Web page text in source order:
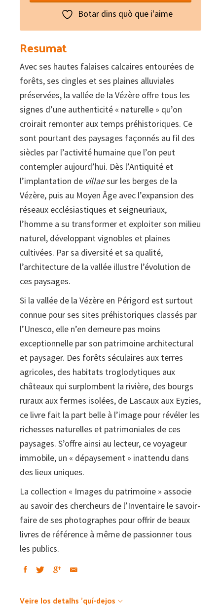
en
périgord
:
La
fabrique
d'un
paysage
quantity
Botar dins quò que i'aime
Resumat
Avec ses hautes falaises calcaires entourées de
forêts, ses cingles et ses plaines alluviales
préservées, la vallée de la Vézère offre tous les
signes d’une authenticité « naturelle » qu’on
croirait remonter aux temps préhistoriques. Ce
sont pourtant des paysages façonnés au fil des
siècles par l’activité humaine que l’on peut
contempler aujourd’hui. Dès l’Antiquité et
l’implantation de villaesur les berges de la
Vézère, puis au Moyen Âge avec l’expansion des
réseaux ecclésiastiques et seigneuriaux,
l’homme a su transformer et exploiter son milieu
naturel, développant vignobles et plaines
cultivées. Par sa diversité et sa qualité,
l’architecture de la vallée illustre l’évolution de
ces paysages.
Si la vallée de la Vézère en Périgord est surtout
connue pour ses sites préhistoriques classés par
l’Unesco, elle n’en demeure pas moins
exceptionnelle par son patrimoine architectural
et paysager. Des forêts séculaires aux terres
agricoles, des habitats troglodytiques aux
châteaux qui surplombent la rivière, des bourgs
ruraux aux fermes isolées, de Lascaux aux Eyzies,
ce livre fait la part belle à l’image pour révéler les
richesses naturelles et patrimoniales de ces
paysages. S’offre ainsi au lecteur, ce voyageur
immobile, un « dépaysement » inattendu dans
des lieux uniques.
La collection « Images du patrimoine » associe
au savoir des chercheurs de l’Inventaire le savoir-
faire de ses photographes pour offrir de beaux
livres de référence à même de passionner tous
les publics.
Veire los detalhs 'quí-dejos